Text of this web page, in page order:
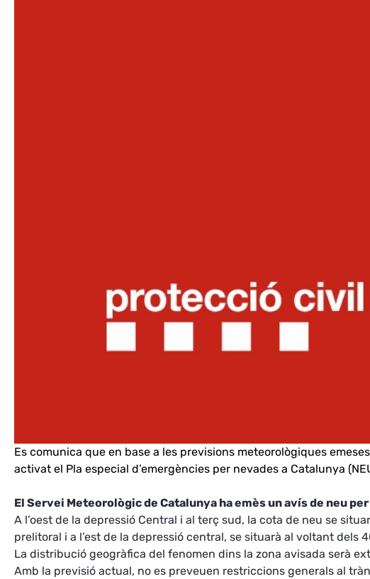
Es comunica que en base a les previsions meteorològiques
activat el Pla especial d’emergències per nevades a Catalunya
El Servei Meteorològic de Catalunya ha emès un avís de neu
A l’oest de la depressió Central i al terç sud, la cota de neu se
prelitoral i a l’est de la depressió central, se situarà al voltant dels
La distribució geogràfica del fenomen dins la zona avisada serà
Amb la previsió actual, no es preveuen restriccions generals al